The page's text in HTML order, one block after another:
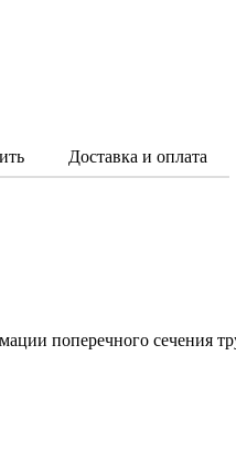
Доставка и оплата
поперечного сечения